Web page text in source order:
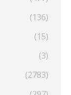
(136)
(15)
(3)
(2783)